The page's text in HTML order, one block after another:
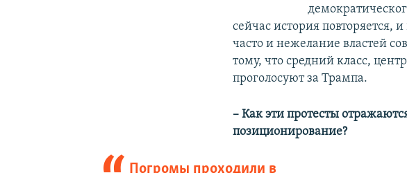
сейчас история повторяется,
часто и нежелание властей
тому, что средний класс,
проголосуют за Трампа.
– Как эти протесты
позиционирование?
Погромы проходили в